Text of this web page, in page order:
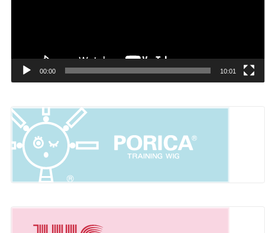
00:00 10:01